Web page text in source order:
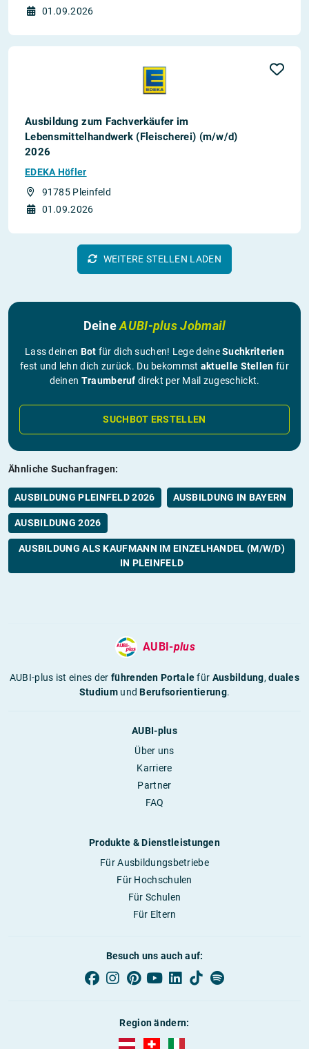
01.09.2026
Ausbildung zum Fachverkäufer im
Lebensmittelhandwerk (Fleischerei) (m/w/d)
2026
EDEKA Höfler
91785 Pleinfeld
01.09.2026
WEITERE STELLEN LADEN
DeineAUBI-plus Jobmail
Lass deinen Bot für dich suchen! Lege deineSuchkriterien
fest und lehn dich zurück. Du bekommst aktuelle Stellen für
deinen Traumberuf direkt per Mail zugeschickt.
SUCHBOT ERSTELLEN
Ähnliche Suchanfragen:
AUSBILDUNG PLEINFELD 2026 AUSBILDUNG IN BAYERN
AUSBILDUNG 2026
AUSBILDUNG ALS KAUFMANN IM EINZELHANDEL (M/W/D)
IN PLEINFELD
AUBI-plus
AUBI-plus ist eines derführenden Portalefür Ausbildung,duales
StudiumundBerufsorientierung.
AUBI-plus
Über uns
Karriere
Partner
FAQ
Produkte & Dienstleistungen
Für Ausbildungsbetriebe
Für Hochschulen
Für Schulen
Für Eltern
Besuch uns auch auf:
Region ändern:
AUBI-plus Österreich (deutsch)